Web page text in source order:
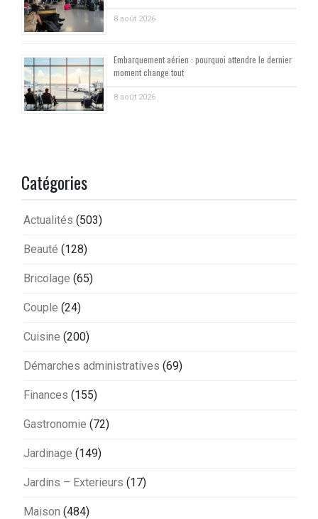
8 août 2026
Embarquement aérien : pourquoi attendre le dernier
moment change tout
8 août 2026
Catégories
Actualités (503)
Beauté (128)
Bricolage (65)
Couple (24)
Cuisine (200)
Démarches administratives (69)
Finances (155)
Gastronomie (72)
Jardinage (149)
Jardins – Exterieurs (17)
Maison (484)